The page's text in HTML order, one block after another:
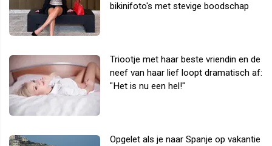
bikinifoto's met stevige boodschap
Triootje met haar beste vriendin en de
neef van haar lief loopt dramatisch af:
"Het is nu een hel!"
Opgelet als je naar Spanje op vakantie